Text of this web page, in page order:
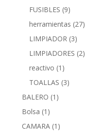
FUSIBLES (9)
herramientas (27)
LIMPIADOR (3)
LIMPIADORES (2)
reactivo (1)
TOALLAS (3)
BALERO (1)
Bolsa (1)
CAMARA (1)